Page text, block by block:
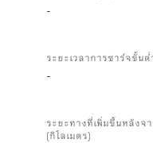
-
ระยะเวลาการชาร์จขั้นต่
-
ระยะทางที่เพิ่มขึ้นหลังจ
(กิโลเมตร)